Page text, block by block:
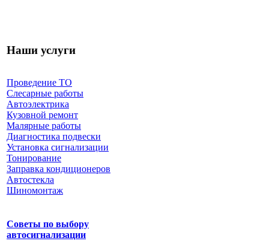
Наши услуги
Проведение ТО
Слесарные работы
Автоэлектрика
Кузовной ремонт
Малярные работы
Диагностика подвески
Установка сигнализации
Тонирование
Заправка кондиционеров
Автостекла
Шиномонтаж
Советы по выбору
автосигнализации